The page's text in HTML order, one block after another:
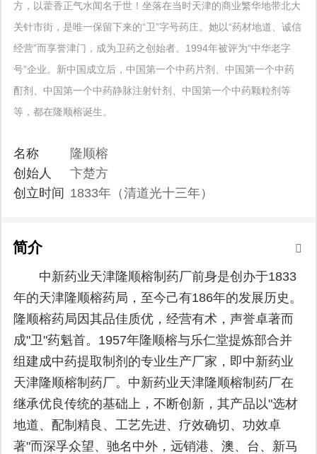
方，以藿香正气水闻名于世！坐落在当时天津的商业繁华地带北大
关针市街，是唯一保留下来的“卫”字号药庄。她以“药材地道、诚信
经营”而享誉津门，成为卫药之创始者。1994年被评为“中华老字
号”企业。新中国成立后，中国第一个中药片剂、中国第一个中药
酊剂、中国第一个中药静脉注射针剂、中国第一个中药颗粒剂等
等，都在隆顺榕诞生。
名称
隆顺榕
创始人
卞楚方
创立时间 1833年（清道光十三年）
简介
中新药业天津隆顺榕制药厂前身是创办于1833
年的天津隆顺榕药局，至今己有186年的发展历史。
隆顺榕药局因其品佳质优，经营有术，声誉卓著而
成"卫"药魁首。1957年隆顺榕与乐仁堂提炼部合并
组建成中药提取制剂的专业生产厂家，即中新药业
天津隆顺榕制药厂。中新药业天津隆顺榕制药厂在
继承优良传统的基础上，不断创新，其产品以"选材
地道、配制精良、工艺先进、疗效确切、功效卓
著"而深孚众望、驰名中外，远销港、澳、台、新马